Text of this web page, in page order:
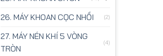
26. MÁY KHOAN CỌC NHỒI (2)
27. MÁY NÉN KHÍ 5 VÒNG
TRÒN
(4)